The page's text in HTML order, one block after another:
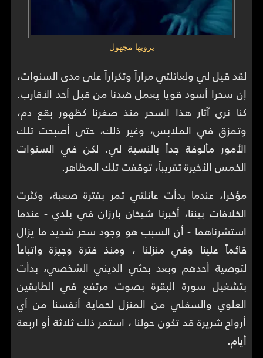
يرويها مجهول
لقد قيل لي ولعائلتي مراراً وتكراراً على مدى السنوات،
إن سحراً أسود قوياً يعمل ضدنا من قبل أحد الأقارب.
كنا نرى آثار هذا السحر منذ صغرنا كظهور بقع دم،
وتمزق في الملابس، وغير ذلك، حتى أصبحت تلك
الأمور مألوفة جداً بالنسبة لي. لكن في السنوات
الخمس الأخيرة تقريباً، توقفت تلك المظاهر.
مؤخراً، عندما بدأت عائلتي تمر بفترة صعبة، وكثرت
الخلافات بيننا، أخبرنا شيخان بارزان في بلدي - عندما
استشرناهما - أن السبب هو وجود سحر شديد ما يزال
قائماً علينا وفي منزلنا ، ومنذ فترة وجيزة واتباعاً
لتوصية أحدهم وبعد بحثي الديني الشخصي، بدأت
بتشغيل سورة البقرة بصوت مرتفع في الطابقين
العلوي والسفلي من المنزل لحماية أنفسنا من أي
أرواح شريرة قد تكون حولنا ، استمر ذلك ثلاثة أو اربعة
أيام.